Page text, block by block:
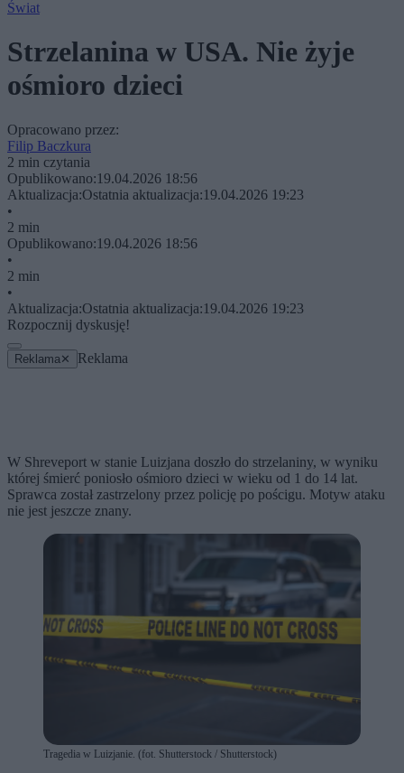
Świat
Strzelanina w USA. Nie żyje
ośmioro dzieci
Opracowano przez:
Filip Baczkura
2 min czytania
Opublikowano:19.04.2026 18:56
Aktualizacja:Ostatnia aktualizacja:19.04.2026 19:23
•
2 min
Opublikowano:19.04.2026 18:56
•
2 min
•
Aktualizacja:Ostatnia aktualizacja:19.04.2026 19:23
Rozpocznij dyskusję!
Reklama ✕ Reklama
W Shreveport w stanie Luizjana doszło do strzelaniny, w wyniku
której śmierć poniosło ośmioro dzieci w wieku od 1 do 14 lat.
Sprawca został zastrzelony przez policję po pościgu. Motyw ataku
nie jest jeszcze znany.
Tragedia w Luizjanie. (fot. Shutterstock / Shutterstock)